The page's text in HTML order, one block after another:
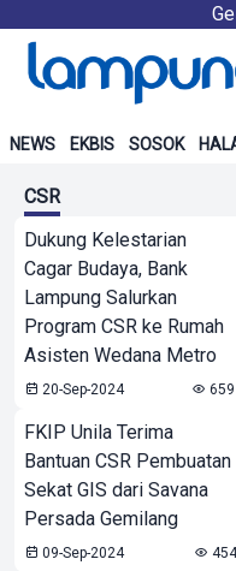
NEWS EKBIS SOSOK
CSR
Dukung Kelestarian
Cagar Budaya, Bank
Lampung Salurkan
Program CSR ke Rumah
Asisten Wedana Metro
20-Sep-2024 659
FKIP Unila Terima
Bantuan CSR Pembuatan
Sekat GIS dari Savana
Persada Gemilang
09-Sep-2024 454